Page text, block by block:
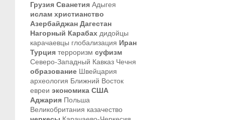
Грузия Сванетия Адыгея
ислам христианство
Азербайджан Дагестан
Нагорный Карабах дидойцы
карачаевцы глобализация Иран
Турция терроризм суфизм
Северо-Западный Кавказ Чечня
образование Швейцария
археология Ближний Восток
евреи экономика США
Аджария Польша
Великобритания казачество